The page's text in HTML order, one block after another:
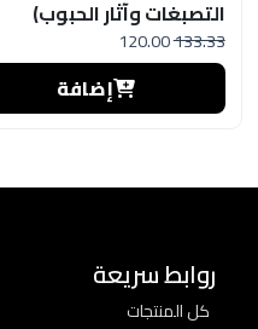
التصبغات وآثار الحبوب)
133.33
120.00
إضافة
روابط سريعة
كل المنتجات